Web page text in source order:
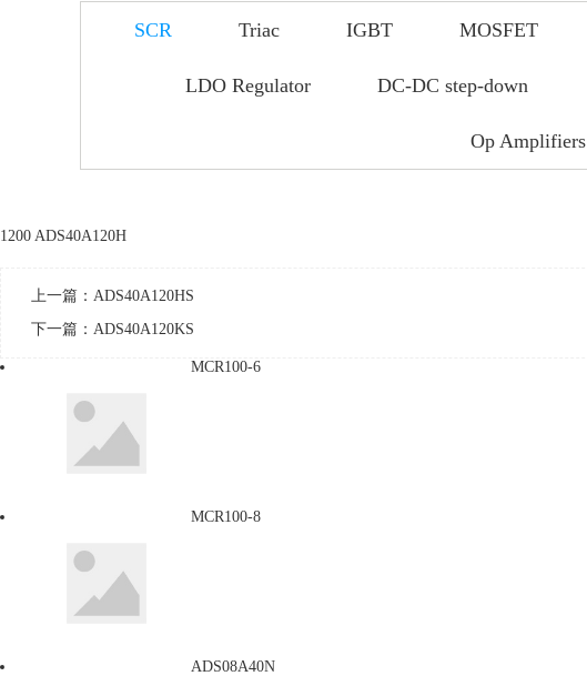
SCR Triac IGBT MOSFET
LDO Regulator DC-DC step-down
Op Amplifiers
1200 ADS40A120H
上一篇： ADS40A120HS
下一篇： ADS40A120KS
MCR100-6
MCR100-8
ADS08A40N